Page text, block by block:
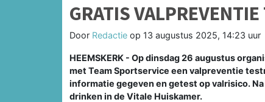
GRATIS
Door Redactie op 13 augustus 2025, 14:23 uur
HEEMSKERK - Op dinsdag 26 augustus
met Team Sportservice een valpreventie
informatie gegeven en getest op valrisico.
drinken in de Vitale Huiskamer.